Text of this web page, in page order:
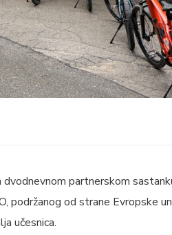
partnerskom
podržanog od strane Evropske
učesnica.